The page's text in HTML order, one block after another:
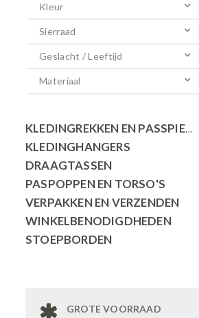
Kleur
Sierraad
Geslacht / Leeftijd
Materiaal
KLEDINGREKKEN EN PASSPIEGELS
KLEDINGHANGERS
DRAAGTASSEN
PASPOPPEN EN TORSO'S
VERPAKKEN EN VERZENDEN
WINKELBENODIGDHEDEN
STOEPBORDEN
GROTE VOORRAAD